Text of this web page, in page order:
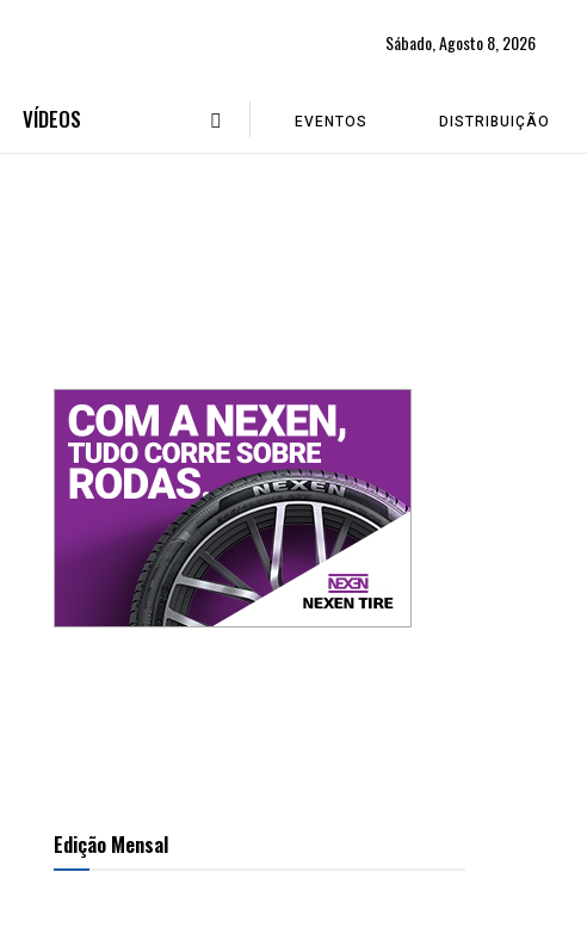
Sábado, Agosto 8, 2026
VÍDEOS EVENTOS DISTRIBUIÇÃO
Edição Mensal